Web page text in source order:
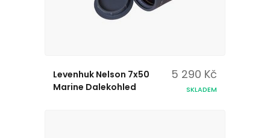
Levenhuk Nelson 7x50
Marine Dalekohled
5 290 Kč
SKLADEM